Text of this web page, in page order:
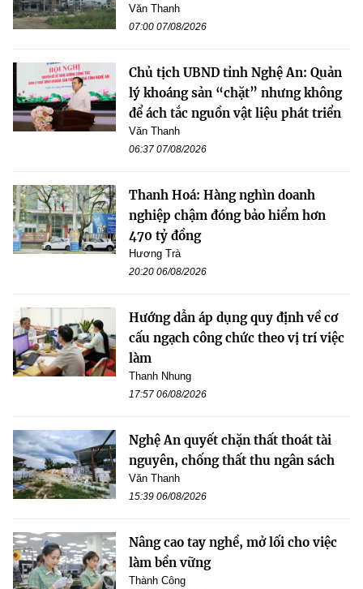
Văn Thanh
07:00 07/08/2026
Chủ tịch UBND tỉnh Nghệ An: Quản
lý khoáng sản “chặt” nhưng không
để ách tắc nguồn vật liệu phát triển
Văn Thanh
06:37 07/08/2026
Thanh Hoá: Hàng nghìn doanh
nghiệp chậm đóng bảo hiểm hơn
470 tỷ đồng
Hương Trà
20:20 06/08/2026
Hướng dẫn áp dụng quy định về cơ
cấu ngạch công chức theo vị trí việc
làm
Thanh Nhung
17:57 06/08/2026
Nghệ An quyết chặn thất thoát tài
nguyên, chống thất thu ngân sách
Văn Thanh
15:39 06/08/2026
Nâng cao tay nghề, mở lối cho việc
làm bền vững
Thành Công